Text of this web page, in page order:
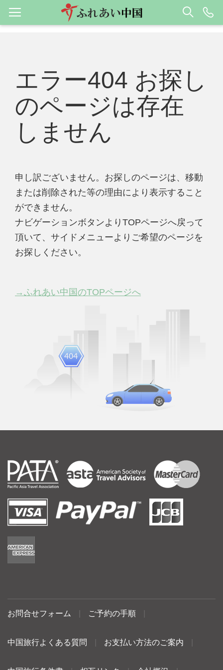
エラー404 お探し
のページは存在
しません
申し訳ございません。お探しのページは、移動
または削除された等の理由により表示すること
ができません。
ナビゲーションボタンよりTOPページへ戻って
頂いて、サイドメニューよりご希望のページを
お探しください。
→ふれあい中国のTOPページへ
お問合せフォーム ご予約の手順
中国旅行よくある質問 お支払い方法のご案内